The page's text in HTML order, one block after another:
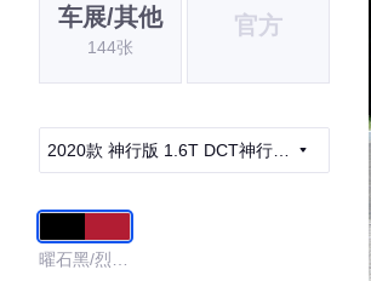
车展/其他
144张
官方
2020款 神行版 1.6T DCT神行7
曜石黑/烈焰